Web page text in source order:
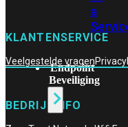
a
Endpoint
Beveiliging
KLANTENSERVICE
Veelgestelde vragen
BEDRIJFINFO